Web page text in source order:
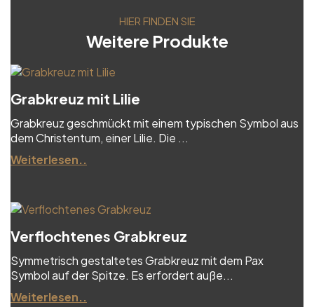
HIER FINDEN SIE
Weitere Produkte
Grabkreuz mit Lilie
Grabkreuz geschmückt mit einem typischen Symbol aus
dem Christentum, einer Lilie. Die ...
Weiterlesen..
Verflochtenes Grabkreuz
Symmetrisch gestaltetes Grabkreuz mit dem Pax
Symbol auf der Spitze. Es erfordert auße...
Weiterlesen..